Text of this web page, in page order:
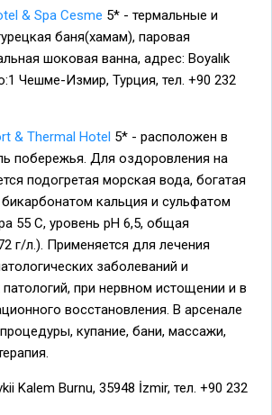
& Spa Cesme 5* - термальные и
баня(хамам), паровая
шоковая ванна, адрес: Boyalık
Чешме-Измир, Турция, тел. +90 232
& Thermal Hotel 5* - расположен в
побережья. Для оздоровления на
подогретая морская вода, богатая
кальция и сульфатом
55 С, уровень рН 6,5, общая
г/л.). Применяется для лечения
заболеваний и
патологий, при нервном истощении и в
восстановления. В арсенале
купание, бани, массажи,
Kalem Burnu, 35948 İzmir, тел. +90 232